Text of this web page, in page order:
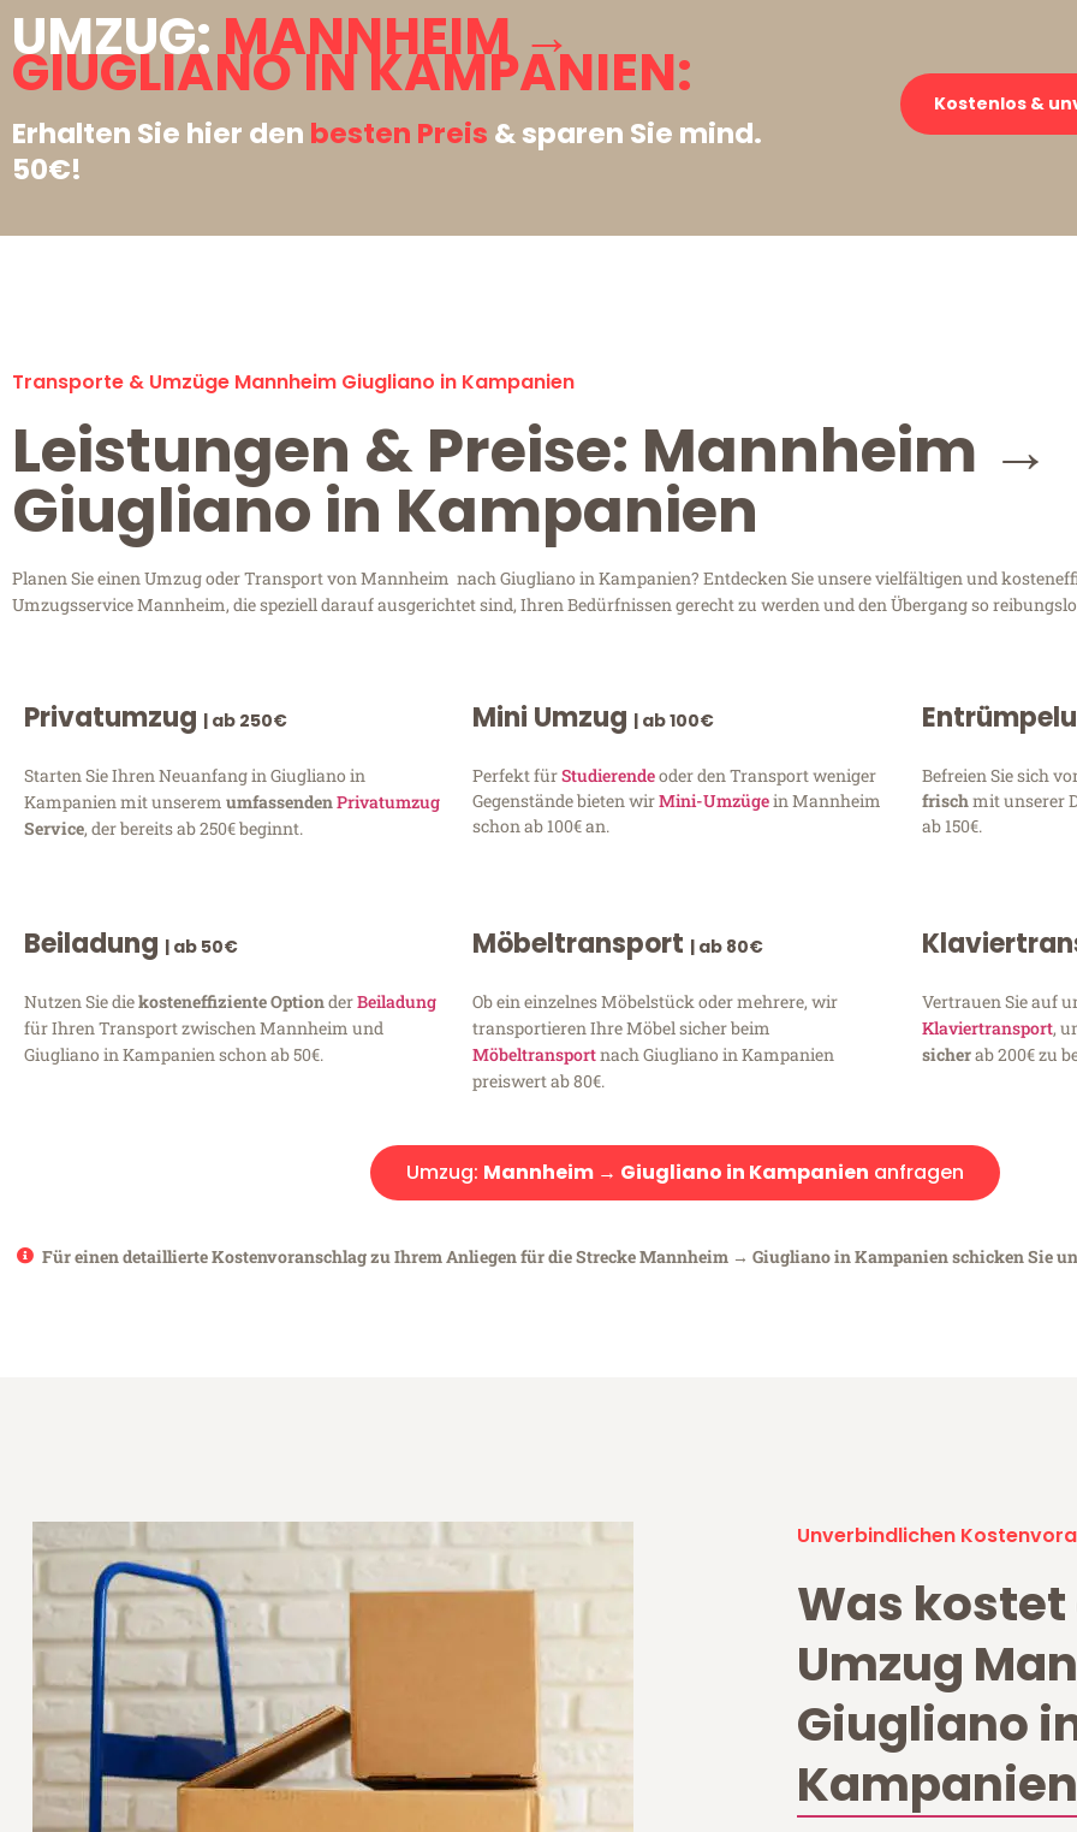
UMZUG:MANNHEIM →
GIUGLIANO IN KAMPANIEN:
Erhalten Sie hier den besten Preis & sparen Sie mind.
50€!
Kostenlos &
Transporte & Umzüge Mannheim Giugliano in Kampanien
Leistungen & Preise: Mannheim →
Giugliano in Kampanien
Planen Sie einen Umzug oder Transport von Mannheim nach Giugliano in Kampanien? Entdecken Sie unsere vielfältigen und
Umzugsservice Mannheim, die speziell darauf ausgerichtet sind, Ihren Bedürfnissen gerecht zu werden und den Übergang so
Privatumzug | ab 250€
Starten Sie Ihren Neuanfang in Giugliano in
Kampanien mit unserem umfassendenPrivatumzug
Service, der bereits ab 250€ beginnt.
Mini Umzug | ab 100€
Perfekt fürStudierendeoder den Transport weniger
Gegenstände bieten wirMini-Umzügein Mannheim
schon ab 100€ an.
Befreien Sie sich
frischmit unserer
ab 150€.
Beiladung | ab 50€
Nutzen Sie diekosteneffiziente OptionderBeiladung
für Ihren Transport zwischen Mannheim und
Giugliano in Kampanien schon ab 50€.
Möbeltransport | ab 80€
Ob ein einzelnes Möbelstück oder mehrere, wir
transportieren Ihre Möbel sicher beim
Möbeltransportnach Giugliano in Kampanien
preiswert ab 80€.
Vertrauen Sie auf
Klaviertransport,
sicherab 200€ zu
Umzug: Mannheim → Giugliano in Kampanien anfragen
Für einen detaillierte Kostenvoranschlag zu Ihrem Anliegen für die Strecke Mannheim → Giugliano in Kampanien schicken Sie
Unverbindlichen
Was kostet
Umzug
Giugliano